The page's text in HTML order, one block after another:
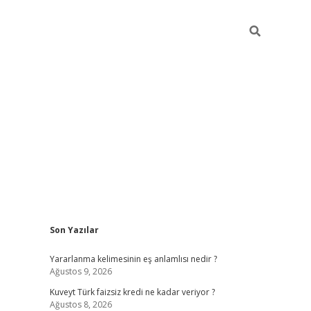
Sidebar
Son Yazılar
Yararlanma kelimesinin eş anlamlısı nedir ?
Ağustos 9, 2026
Kuveyt Türk faizsiz kredi ne kadar veriyor ?
Ağustos 8, 2026